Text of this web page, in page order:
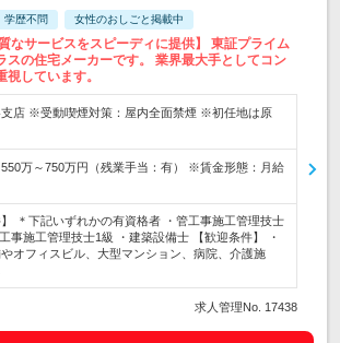
学歴不問 女性のおしごと掲載中
なサービスをスピーディに提供】 東証プライム
スの住宅メーカーです。 業界最大手としてコン
しています。
店 ※受動喫煙対策：屋内全面禁煙 ※初任地は原
万～750万円（残業手当：有） ※賃金形態：月給
】 ＊下記いずれかの有資格者 ・管工事施工管理技士
事施工管理技士1級 ・建築設備士 【歓迎条件】 ・
オフィスビル、大型マンション、病院、介護施
求人管理No. 17438